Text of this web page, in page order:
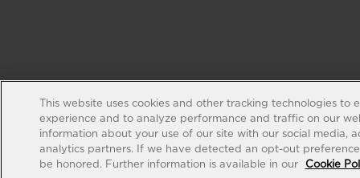
This website uses cookies and other tracking technologies to
experience and to analyze performance and traffic on our
information about your use of our site with our social media,
analytics partners. If we have detected an opt-out
be honored. Further information is available in our
Cookie